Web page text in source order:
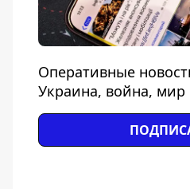
Оперативные
Украина, война, мир